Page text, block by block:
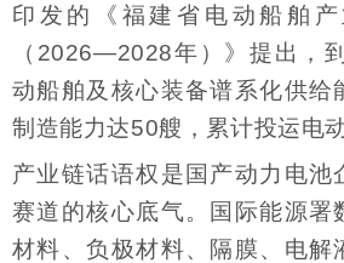
印发的《福建省电动船舶产
（2026—2028年）》提出，
动船舶及核心装备谱系化供给
制造能力达50艘，累计投运电
产业链话语权是国产动力电池
赛道的核心底气。国际能源署
材料、负极材料、隔膜、电解